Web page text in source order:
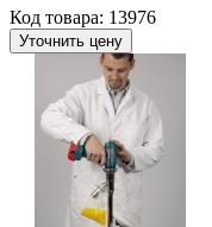
Код товара: 13976
Уточнить цену